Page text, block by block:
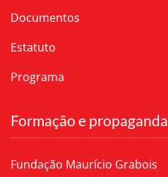
Documentos
Estatuto
Programa
Formação e propaganda
Fundação Maurício Grabois